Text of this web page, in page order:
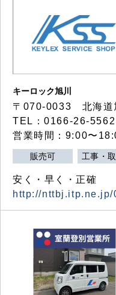
キーロック旭川
〒070-0033 北海道
TEL：0166-26-
営業時間：9:00〜
販売可 工事・
安く・早く・正確
http://nttbj.itp.ne.jp/